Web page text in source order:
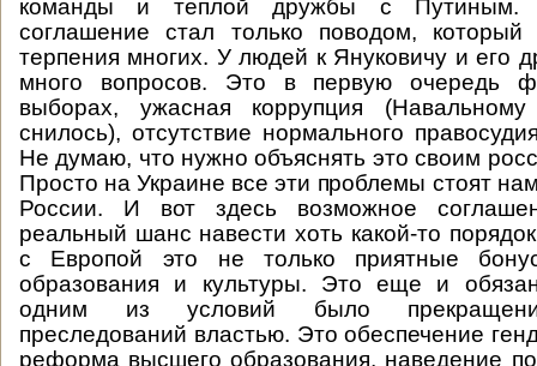
команды и теплой дружбы с Путиным.
соглашение стал только поводом,
терпения многих. У людей к Януковичу и его
много вопросов. Это в первую очередь
выборах, ужасная коррупция
снилось), отсутствие нормального
Не думаю, что нужно объяснять это своим
Просто на Украине все эти проблемы стоят
России. И вот здесь возможное
реальный шанс навести хоть какой-то
с Европой это не только приятные
образования и культуры. Это еще и
одним из условий было
преследований властью. Это обеспечение
реформа высшего образования, наведение